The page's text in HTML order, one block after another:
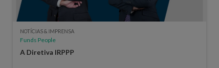
NOTÍCIAS & IMPRENSA
Funds People
A Diretiva IRPPP